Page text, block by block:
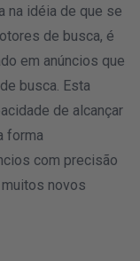
na idéia de que se
de busca, é
em anúncios que
busca. Esta
de alcançar
forma
com precisão
novos